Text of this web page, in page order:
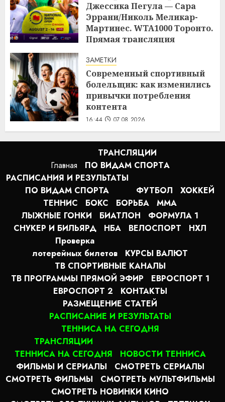
Джессика Пегула — Сара
Эррани/Николь Меликар-
Мартинес. WTA1000 Торонто.
Прямая трансляция
16:45 07.08.2026
ЗАМЕТКИ
Современный спортивный
болельщик: как изменились
привычки потребления
контента
16:44 07.08.2026
Главная
ТРАНСЛЯЦИИ
ПО ВИДАМ СПОРТA
РАСПИСАНИЯ И РЕЗУЛЬТАТЫ
ПО ВИДАМ СПОРТА
ФУТБОЛ
ХОККЕЙ
ТЕННИС
БОКС БОРЬБА
MMA
ЛЫЖНЫЕ ГОНКИ
БИАТЛОН
ФОРМУЛА 1
СНУКЕР И БИЛЬЯРД
НБА ВЕЛОСПОРТ
НХЛ
Проверка
лотерейных билетов
КУРСЫ ВАЛЮТ
ТВ СПОРТИВНЫЕ КАНАЛЫ
ТВ ПРОГРАММЫ ПРЯМОЙ ЭФИР
ЕВРОСПОРТ 1
ЕВРОСПОРТ 2
КОНТАКТЫ
РАЗМЕЩЕНИЕ СТАТЕЙ
РАСПИСАНИЕ И РЕЗУЛЬТАТЫ
ТЕННИСА НА СЕГОДНЯ
ТРАНСЛЯЦИИ
ТЕННИСА НА СЕГОДНЯ
НОВОСТИ ТЕННИСА
ФИЛЬМЫ И СЕРИАЛЫ
СМОТРЕТЬ СЕРИАЛЫ
СМОТРЕТЬ ФИЛЬМЫ
СМОТРЕТЬ МУЛЬТФИЛЬМЫ
СМОТРЕТЬ НОВИНКИ КИНО